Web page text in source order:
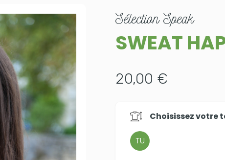
sélectionSpeak
SWEAT
20,00 €
Choisissez votre
TU